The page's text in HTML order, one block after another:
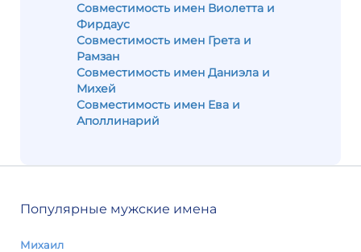
Совместимость имен Виолетта и
Фирдаус
Совместимость имен Грета и
Рамзан
Совместимость имен Даниэла и
Михей
Совместимость имен Ева и
Аполлинарий
Популярные мужские имена
Михаил